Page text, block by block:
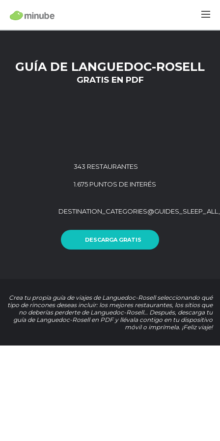
GUÍA DE LANGUEDOC-ROSELL
GRATIS EN PDF
343 RESTAURANTES
1.675 PUNTOS DE INTERÉS
DESCARGA GRATIS
Crea tu propia guía de viajes de Languedoc-Rosell seleccionando qué
tipo de rincones deseas incluir: los mejores restaurantes, los sitios que
no deberías perderte de Languedoc-Rosell… Después, descarga tu
guía de Languedoc-Rosell en PDF y llévala contigo en tu dispositivo
móvil o imprímela. ¡Feliz viaje!